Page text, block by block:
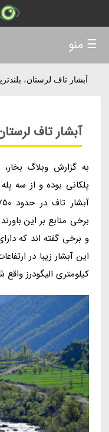
آبشار تاف لرستان،
آبشار تاف
به گزارش وبلاگ
پلکانی بوده و از سه
برخی منابع بر این
کیلومتری الیگودرز
☰ منو